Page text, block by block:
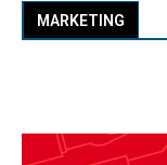
MARKETING